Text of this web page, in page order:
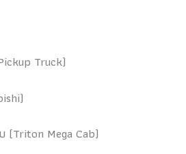
Truck)
(Triton Mega Cab)